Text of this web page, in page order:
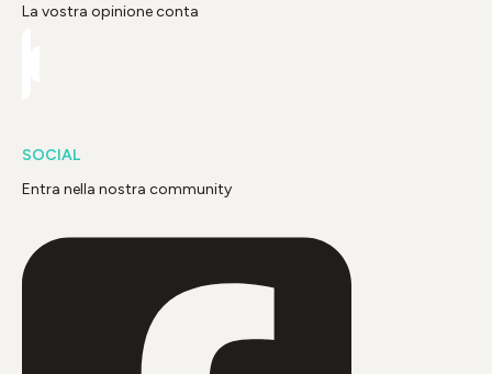
La vostra opinione conta
SOCIAL
Entra nella nostra community